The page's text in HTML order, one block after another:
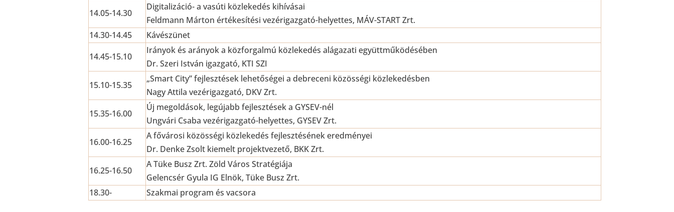
14.05-14.30
Digitalizáció- a vasúti közlekedés kihívásai
Feldmann Márton értékesítési vezérigazgató-helyettes, MÁV-START Zrt.
14.30-14.45
Kávészünet
14.45-15.10
Irányok és arányok a közforgalmú közlekedés alágazati együttműködésében
Dr. Szeri István igazgató, KTI SZI
15.10-15.35
„Smart City” fejlesztések lehetőségei a debreceni közösségi közlekedésben
Nagy Attila vezérigazgató, DKV Zrt.
15.35-16.00
Új megoldások, legújabb fejlesztések a GYSEV-nél
Ungvári Csaba vezérigazgató-helyettes, GYSEV Zrt.
16.00-16.25
A fővárosi közösségi közlekedés fejlesztésének eredményei
Dr. Denke Zsolt kiemelt projektvezető, BKK Zrt.
16.25-16.50
A Tüke Busz Zrt. Zöld Város Stratégiája
Gelencsér Gyula IG Elnök, Tüke Busz Zrt.
18.30-
Szakmai program és vacsora